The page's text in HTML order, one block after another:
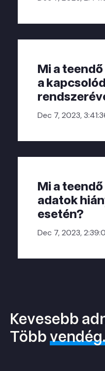
Mi a
a
Dec 7, 2023,
Mi a
adatok
esetén?
Dec 7, 2023,
Kevesebb
Többvendég.